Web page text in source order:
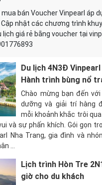
bán Voucher Vinpearl áp
nhật các chương trình
lịch giá rẻ bằng voucher tại
Du lịch 4N3Đ
Hành trình bùng nổ
Chào mừng bạn đến
dưỡng và giải trí hàng
mỗi khoảnh khắc trôi
và sự phấn khích. Gói gọn
Nha Trang, gia đình và
...
Lịch trình Hòn Tre
giờ cho du khách